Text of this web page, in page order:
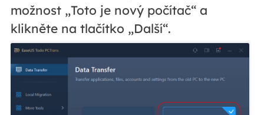
možnost „Toto je nový počítač“ a
klikněte na tlačítko „Další“.